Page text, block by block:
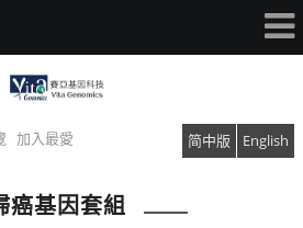
加入最愛 简中版 English
癌基因套組